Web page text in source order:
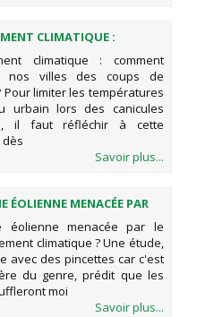
CLIMATIQUE :
PROTÉGER NOS VILLES
DE CHALEUR ?
climatique : comment
nos villes des coups de
Pour limiter les températures
urbain lors des canicules
il faut réfléchir à cette
Savoir plus...
ÉOLIENNE MENACÉE PAR
CLIMATIQUE ?
éolienne menacée par le
climatique ? Une étude,
avec des pincettes car c'est
du genre, prédit que les
moi
Savoir plus...